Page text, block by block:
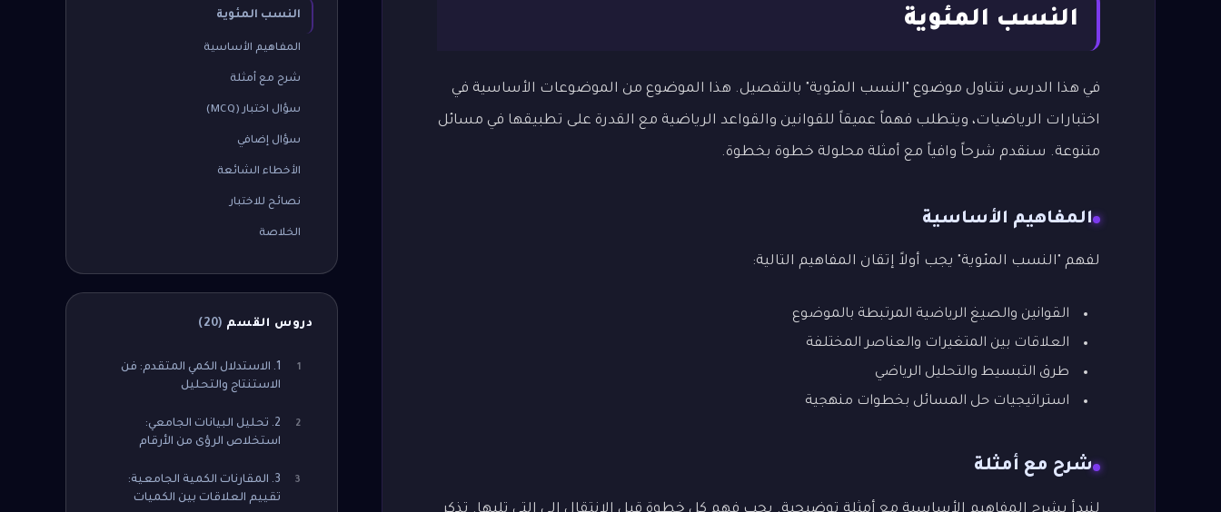
النسب المئوية
في هذا الدرس نتناول موضوع "النسب المئوية" بالتفصيل. هذا الموضوع من الموضوعات الأساسية في
اختبارات الرياضيات، ويتطلب فهماً عميقاً للقوانين والقواعد الرياضية مع القدرة على تطبيقها في مسائل
متنوعة. سنقدم شرحاً وافياً مع أمثلة محلولة خطوة بخطوة.
المفاهيم الأساسية
لفهم "النسب المئوية" يجب أولاً إتقان المفاهيم التالية:
القوانين والصيغ الرياضية المرتبطة بالموضوع
العلاقات بين المتغيرات والعناصر المختلفة
طرق التبسيط والتحليل الرياضي
استراتيجيات حل المسائل بخطوات منهجية
شرح مع أمثلة
النسب المئوية
المفاهيم الأساسية
شرح مع أمثلة
سؤال اختبار (MCQ)
سؤال إضافي
الأخطاء الشائعة
نصائح للاختبار
الخلاصة
دروس القسم (
20
)
1
1. الاستدلال الكمي المتقدم: فن
الاستنتاج والتحليل
2
2. تحليل البيانات الجامعي:
استخلاص الرؤى من الأرقام
3
3. المقارنات الكمية الجامعية:
تقييم العلاقات بين الكميات